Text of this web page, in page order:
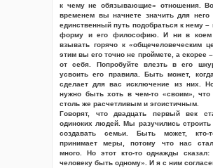
к чему не обязывающие» отношения.
временем вы начнете значить для
единственный путь подобраться к нему –
форму и его философию. И ни в коем
взывать горячо к «общечеловеческим
этим вы его точно не проймете, а скорее –
от себя. Попробуйте влезть в его
усвоить его правила. Быть может,
сделает для вас исключение из них.
нужно быть хоть в чем-то «своим», что
столь же расчетливым и эгоистичным.
Говорят, что двадцать первый век
одиноких людей. Мы разучились строить
создавать семьи. Быть может, кто-
принимает меры, потому что нас
много. Но этот кто-то однажды сказал:
человеку быть одному». И я с ним